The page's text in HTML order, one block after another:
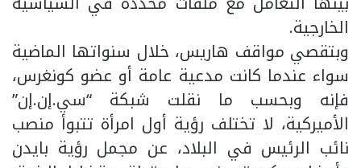
الخارجية.
وبتقصي مواقف هاريس، خلال سنواتها الماضية
سواء عندما كانت مدعية عامة أو عضو كونغرس،
فإنه وبحسب ما نقلت شبكة “سي.إن.إن”
الأميركية، لا تختلف رؤية أول امرأة تتبوأ منصب
نائب الرئيس في البلاد، عن مجمل رؤية بايدن